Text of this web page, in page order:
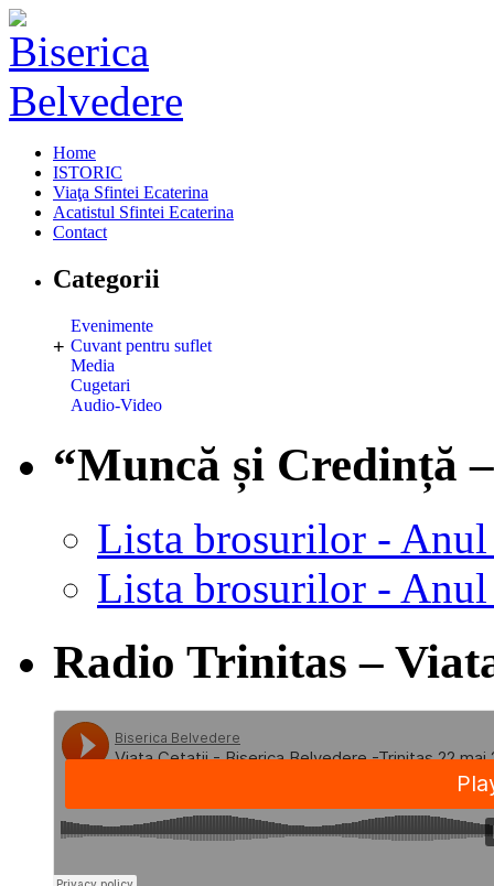
Home
ISTORIC
Viaţa Sfintei Ecaterina
Acatistul Sfintei Ecaterina
Contact
Categorii
Evenimente
+ Cuvant pentru suflet
Media
Cugetari
Audio-Video
“Muncă și Credință
Lista brosurilor -
Lista brosurilor -
Radio Trinitas –